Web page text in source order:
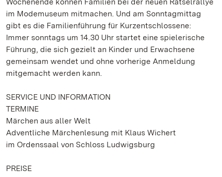
im Modemuseum mitmachen. Und am Sonntagmittag
gibt es die Familienführung für Kurzentschlossene:
Immer sonntags um 14.30 Uhr startet eine spielerische
Führung, die sich gezielt an Kinder und Erwachsene
gemeinsam wendet und ohne vorherige Anmeldung
mitgemacht werden kann.
SERVICE UND INFORMATION
TERMINE
Märchen aus aller Welt
Adventliche Märchenlesung mit Klaus Wichert
im Ordenssaal von Schloss Ludwigsburg
PREISE